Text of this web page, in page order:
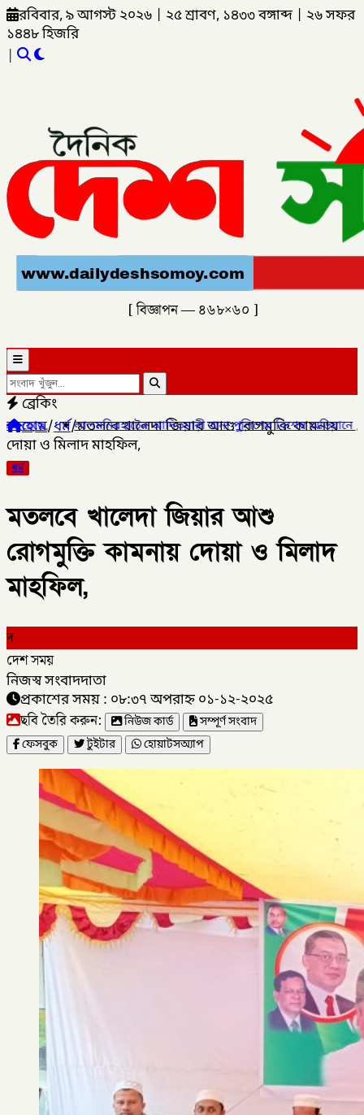
রবিবার, ৯ আগস্ট ২০২৬ ২৫ শ্রাবণ, ১৪৩৩ বঙ্গাব্দ
২৬ সফর
১৪৪৮ হিজরি
|
[ বিজ্ঞাপন — ৪৬৮×৬০ ]
ব্রেকিং
আদিতমারী থানা পুলিশের বিশেষ অভিযানে , মাদক সম্রাট মাইদুল
হোম/ধর্ম/মতলবে খালেদা জিয়ার আশু রোগমুক্তি কামনায়
দোয়া ও মিলাদ মাহফিল,
ধর্ম
মতলবে খালেদা জিয়ার আশু
রোগমুক্তি কামনায় দোয়া ও মিলাদ
মাহফিল,
দ
দেশ সময়
নিজস্ব সংবাদদাতা
প্রকাশের সময় : ০৮:৩৭ অপরাহ্ন ০১-১২-২০২৫
ছবি তৈরি করুন: নিউজ কার্ড
সম্পূর্ণ সংবাদ
ফেসবুক
টুইটার হোয়াটসঅ্যাপ